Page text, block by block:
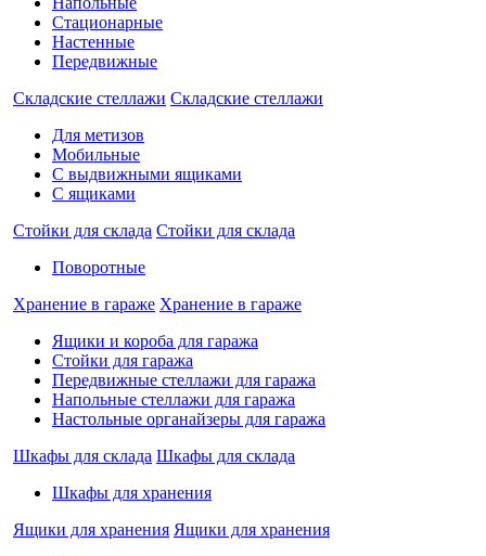
Стационарные
Настенные
Передвижные
Складские стеллажи Складские стеллажи
Для метизов
Мобильные
С выдвижными ящиками
С ящиками
Стойки для склада Стойки для склада
Поворотные
Хранение в гараже Хранение в гараже
Ящики и короба для гаража
Стойки для гаража
Передвижные стеллажи для гаража
Напольные стеллажи для гаража
Настольные органайзеры для гаража
Шкафы для склада Шкафы для склада
Шкафы для хранения
Ящики для хранения Ящики для хранения